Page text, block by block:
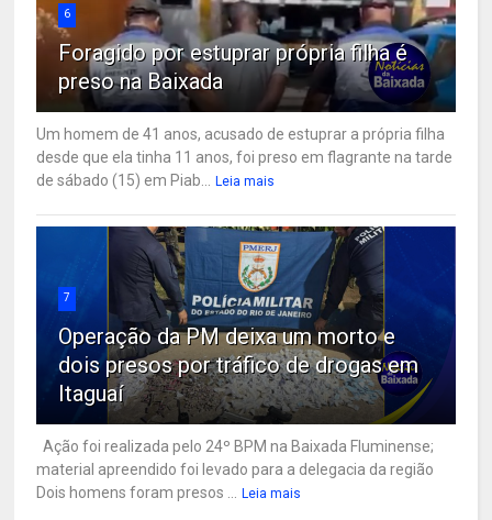
6
Foragido por estuprar própria filha é
preso na Baixada
Um homem de 41 anos, acusado de estuprar a própria filha
desde que ela tinha 11 anos, foi preso em flagrante na tarde
de sábado (15) em Piab...
Leia mais
7
Operação da PM deixa um morto e
dois presos por tráfico de drogas em
Itaguaí
Ação foi realizada pelo 24º BPM na Baixada Fluminense;
material apreendido foi levado para a delegacia da região
Dois homens foram presos ...
Leia mais